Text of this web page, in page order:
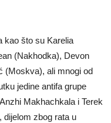
kao što su Karelia
(Nakhodka), Devon
(Moskva), ali mnogi od
jedine antifa grupe
Makhachkala i Terek
zbog rata u